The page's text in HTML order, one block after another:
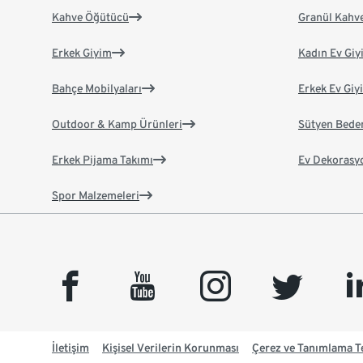
Kahve Öğütücü Granül
Erkek Giyim
Bahçe Mobilyaları
Outdoor & Kamp Ürünleri
Erkek Pijama Takımı
Spor Malzemeleri
Kadın Ev
Erkek Ev
Sütyen
Ev
facebook youtube instagram twitter
İletişim Kişisel Verilerin Korunması Çerez ve Tanımlama